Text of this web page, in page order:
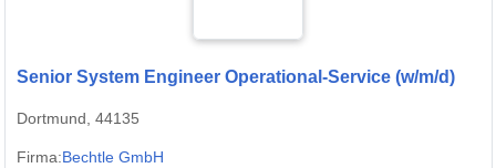
Senior System Engineer Operational-Service (w/m/d)
Dortmund, 44135
Firma:Bechtle GmbH